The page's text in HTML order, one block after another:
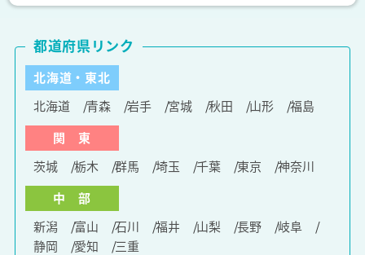
北海道・東北
北海道
青森 岩手 宮城 秋田 山形
福島
関 東
茨城
栃木 群馬 埼玉 千葉 東京
神奈川
中 部
新潟
富山 石川 福井 山梨 長野
岐阜
静岡
愛知
三重
都道府県リンク